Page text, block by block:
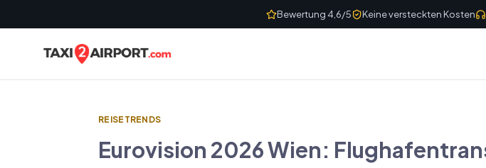
Bewertung 4,6/5 Keine versteckten Kosten
REISETRENDS
Eurovision 2026 Wien: